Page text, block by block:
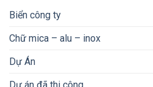
Biển công ty
Chữ mica – alu – inox
Dự Án